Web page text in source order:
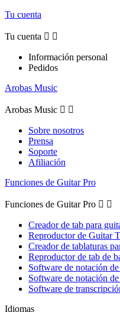
Tu cuenta
Tu cuenta  
Información personal
Pedidos
Arobas Music
Arobas Music  
Sobre nosotros
Prensa
Soporte
Afiliación
Funciones de Guitar Pro
Funciones de Guitar Pro  
Creador de tab para
Reproductor de Guitar
Creador de tablaturas
Reproductor de tab de
Software de notación
Software de notación
Software de
Idiomas